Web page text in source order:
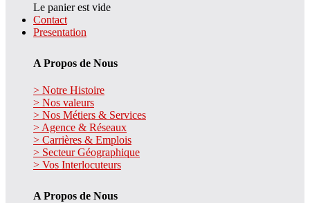
Le panier est vide
Contact
Presentation
A Propos de Nous
> Notre Histoire
> Nos valeurs
> Nos Métiers & Services
> Agence & Réseaux
> Carrières & Emplois
> Secteur Géographique
> Vos Interlocuteurs
A Propos de Nous